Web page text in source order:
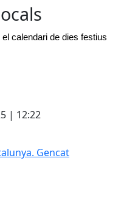
calendari de dies festius
| 12:22
Gencat